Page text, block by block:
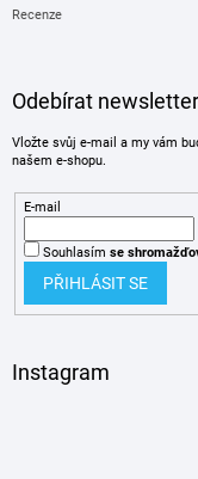
Recenze
Odebírat newsletter
Vložte svůj e-mail a my vám
našem e-shopu.
E-mail
Souhlasím se
PŘIHLÁSIT SE
Instagram